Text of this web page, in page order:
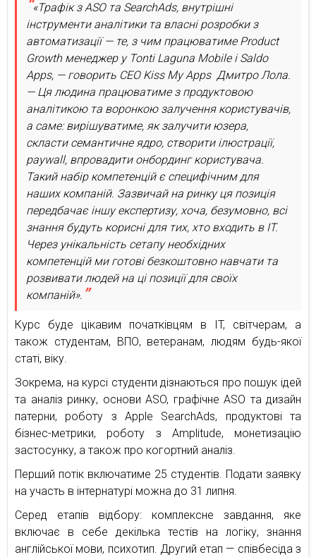
«Трафік з ASO та SearchAds, внутрішні
інструменти аналітики та власні розробки з
автоматизації — те, з чим працюватиме Product
Growth менеджер у Tonti Laguna Mobile і Saldo
Apps, — говорить СЕО Kiss My Apps Дмитро Лола.
— Ця людина працюватиме з продуктовою
аналітикою та воронкою залучення користувачів,
а саме: вирішуватиме, як залучити юзера,
скласти семантичне ядро, створити ілюстрації,
paywall, впровадити онбординг користувача.
Такий набір компетенцій є специфічним для
наших компаній. Зазвичай на ринку ця позиція
передбачає іншу експертизу, хоча, безумовно, всі
знання будуть корисні для тих, хто входить в IT.
Через унікальність сетапу необхідних
компетенцій ми готові безкоштовно навчати та
розвивати людей на ці позиції для своїх
компаній».
Курс буде цікавим початківцям в IT, світчерам, а
також студентам, ВПО, ветеранам, людям будь-якої
статі, віку.
Зокрема, на курсі студенти дізнаються про пошук ідей
та аналіз ринку, основи ASO, графічне ASO та дизайн
патерни, роботу з Apple SearchAds, продуктові та
бізнес-метрики, роботу з Amplitude, монетизацію
застосунку, а також про когортний аналіз.
Перший потік включатиме 25 студентів. Подати заявку
на участь в інтернатурі можна до 31 липня.
Серед етапів відбору: комплексне завдання, яке
включає в себе декілька тестів на логіку, знання
англійської мови, психотип. Другий етап — співбесіда з